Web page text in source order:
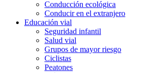
Conducción ecológica
Conducir en el extranjero
Educación vial
Seguridad infantil
Salud vial
Grupos de mayor riesgo
Ciclistas
Peatones